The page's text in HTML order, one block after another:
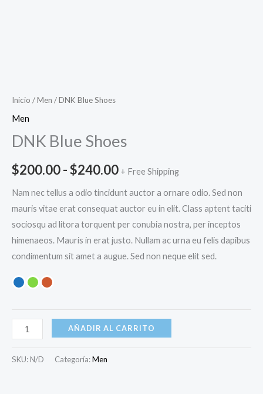
Inicio /Men / DNK Blue Shoes
Men
DNK Blue Shoes
$200.00-$240.00 + Free Shipping
Nam nec tellus a odio tincidunt auctor a ornare odio. Sed non
mauris vitae erat consequat auctor eu in elit. Class aptent taciti
sociosqu ad litora torquent per conubia nostra, per inceptos
himenaeos. Mauris in erat justo. Nullam ac urna eu felis dapibus
condimentum sit amet a augue. Sed non neque elit sed.
AÑADIR AL CARRITO
SKU: N/D Categoría:Men